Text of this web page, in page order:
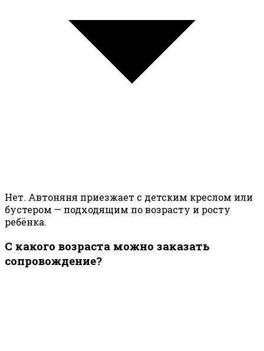
Нет. Автоняня приезжает с детским креслом или
бустером — подходящим по возрасту и росту
ребёнка.
С какого возраста можно заказать
сопровождение?